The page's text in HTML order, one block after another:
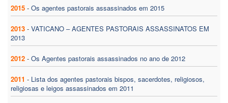
2015 - Os agentes pastorais assassinados em 2015
2013 - VATICANO – AGENTES PASTORAIS ASSASSINATOS EM
2013
2012 - Os Agentes pastorais assassinados no ano de 2012
2011 - Lista dos agentes pastorais bispos, sacerdotes, religiosos,
religiosas e leigos assassinados em 2011